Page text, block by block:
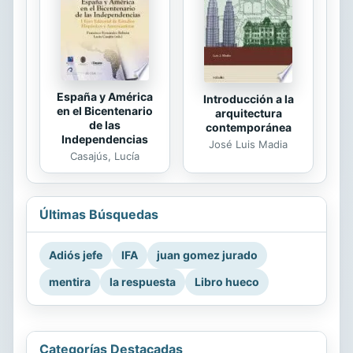
España y América
en el Bicentenario
de las
Independencias
Casajús, Lucía
Introducción a la
arquitectura
contemporánea
José Luis Madia
Últimas Búsquedas
Adiós jefe IFA
juan gomez jurado
mentira
la respuesta Libro hueco
Categorías Destacadas